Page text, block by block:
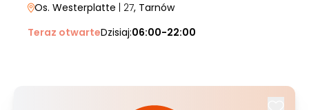
Os. Westerplatte | 27, Tarnów
Teraz otwarteDzisiaj:06:00-22:00